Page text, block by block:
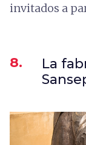
invitados a
8.
La